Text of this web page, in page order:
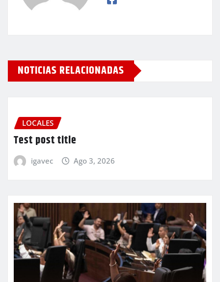
NOTICIAS RELACIONADAS
LOCALES
Test post title
igavec Ago 3, 2026